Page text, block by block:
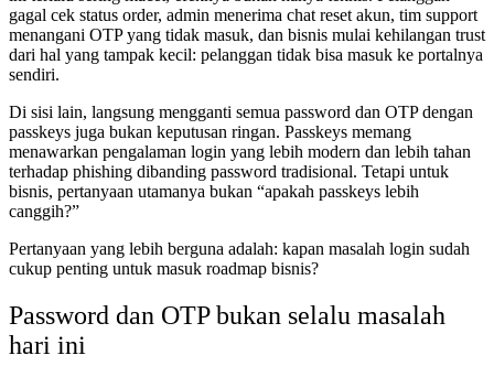
gagal cek status order, admin menerima chat reset akun, tim support
menangani OTP yang tidak masuk, dan bisnis mulai kehilangan trust
dari hal yang tampak kecil: pelanggan tidak bisa masuk ke portalnya
sendiri.
Di sisi lain, langsung mengganti semua password dan OTP dengan
passkeys juga bukan keputusan ringan. Passkeys memang
menawarkan pengalaman login yang lebih modern dan lebih tahan
terhadap phishing dibanding password tradisional. Tetapi untuk
bisnis, pertanyaan utamanya bukan “apakah passkeys lebih
canggih?”
Pertanyaan yang lebih berguna adalah: kapan masalah login sudah
cukup penting untuk masuk roadmap bisnis?
Password dan OTP bukan selalu masalah
hari ini